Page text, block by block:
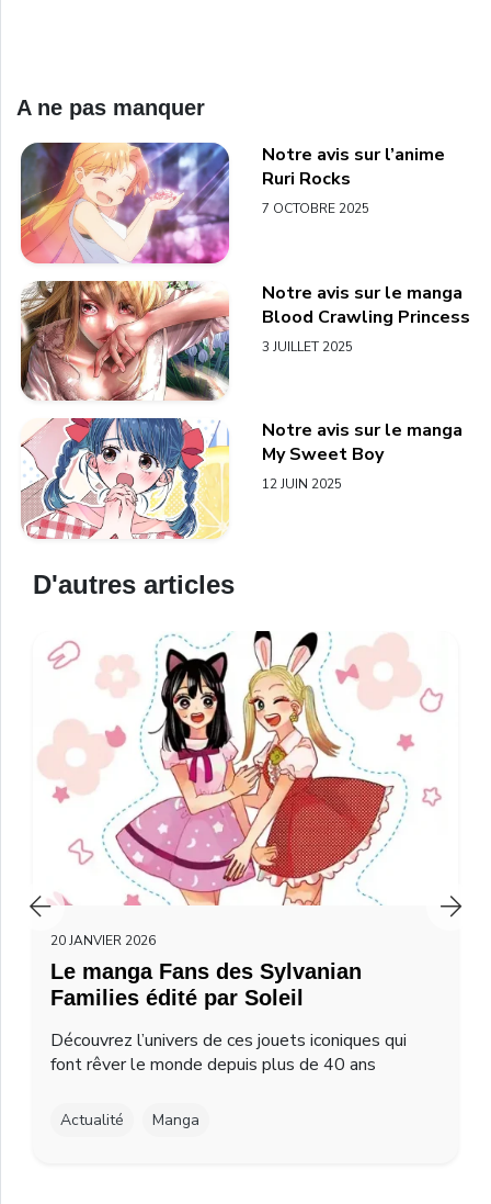
A ne pas manquer
Notre avis sur l’anime
Ruri Rocks
7 OCTOBRE 2025
Notre avis sur le manga
Blood Crawling Princess
3 JUILLET 2025
Notre avis sur le manga
My Sweet Boy
12 JUIN 2025
D'autres articles
20 JANVIER 2026
Le manga Fans des Sylvanian
Families édité par Soleil
Découvrez l’univers de ces jouets iconiques qui
font rêver le monde depuis plus de 40 ans
Actualité Manga